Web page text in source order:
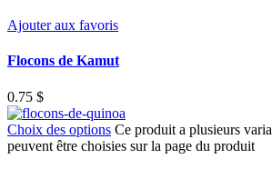
Ajouter aux favoris
Flocons de Kamut
0.75 $
Choix des options Ce produit a plusieurs
peuvent être choisies sur la page du produit